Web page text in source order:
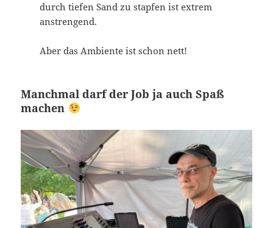
durch tiefen Sand zu stapfen ist extrem
anstrengend.
Aber das Ambiente ist schon nett!
Manchmal darf der Job ja auch Spaß
machen